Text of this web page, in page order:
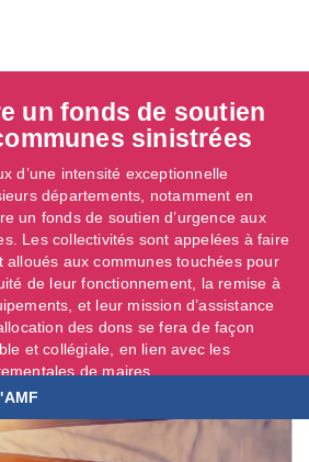
un fonds de soutien
sinistrées
d’une intensité exceptionnelle
départements, notamment en
un fonds de soutien d’urgence aux
Les collectivités sont appelées à faire
alloués aux communes touchées pour
de leur fonctionnement, la remise à
et leur mission d’assistance
des dons se fera de façon
et collégiale, en lien avec les
de maires. ...